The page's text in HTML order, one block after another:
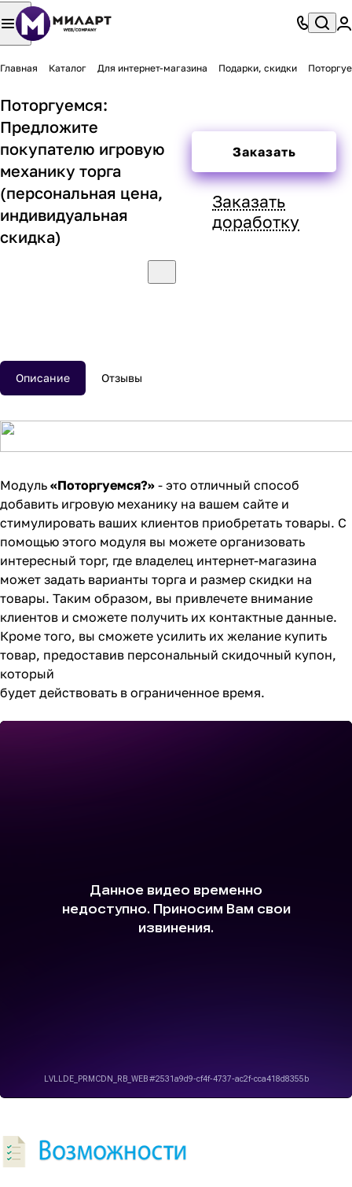
Главная Каталог Для интернет-магазина Подарки, скидки
Поторгуемся:
Предложите
покупателю игровую
механику торга
(персональная цена,
индивидуальная
скидка)
Заказать
Заказать
доработку
Описание Отзывы
Модуль «Поторгуемся?» - это отличный способ
добавить игровую механику на вашем сайте и
стимулировать ваших клиентов приобретать товары. С
помощью этого модуля вы можете организовать
интересный торг, где владелец интернет-магазина
может задать варианты торга и размер скидки на
товары. Таким образом, вы привлечете внимание
клиентов и сможете получить их контактные данные.
Кроме того, вы сможете усилить их желание купить
товар, предоставив персональный скидочный купон,
который
будет действовать в ограниченное время.